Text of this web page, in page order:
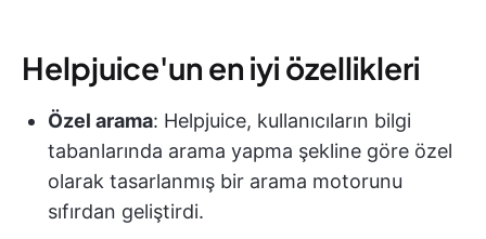
Helpjuice'un en iyi özellikleri
Özel arama: Helpjuice, kullanıcıların bilgi
tabanlarında arama yapma şekline göre özel
olarak tasarlanmış bir arama motorunu
sıfırdan geliştirdi.